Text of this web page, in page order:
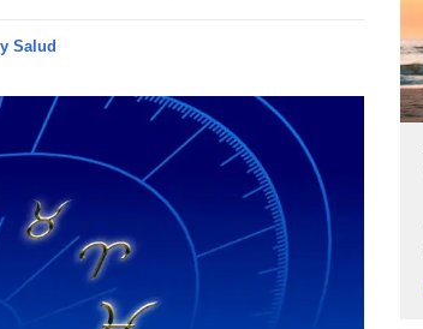
Salud